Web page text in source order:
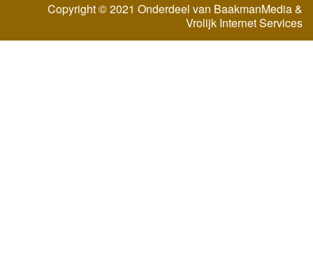
Copyright © 2021 Onderdeel van BaakmanMedia&
Vrolijk Internet Services